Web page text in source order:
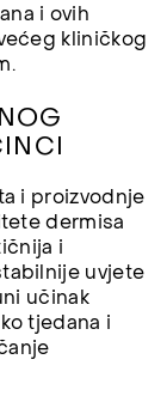
i ovih
kliničkog
i proizvodnje
dermisa
i
uvjete
učinak
tjedana i